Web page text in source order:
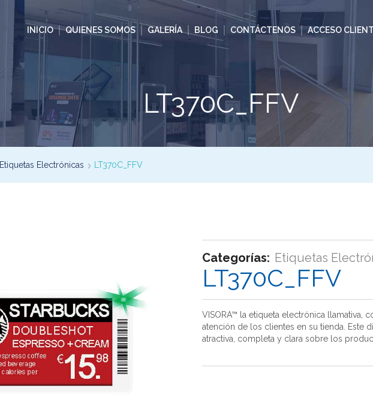
INICIO QUIENES SOMOS GALERÍA BLOG CONTÁCTENOS ACCESO
LT370C_FFV
Etiquetas Electrónicas LT370C_FFV
Categorías: Etiquetas
LT370C_FFV
VISORA™ la etiqueta electrónica llamativa,
atención de los clientes en su tienda. Este
atractiva, completa y clara sobre los